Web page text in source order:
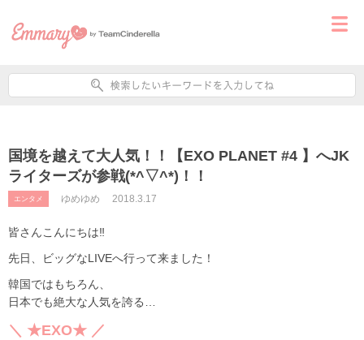
国境を越えて大人気！！【EXO PLANET #4 】へJK
ライターズが参戦(*^▽^*)！！
エンタメ ゆめゆめ 2018.3.17
皆さんこんにちは‼
先日、ビッグなLIVEへ行って来ました！
韓国ではもちろん、
日本でも絶大な人気を誇る…
＼ ★EXO★ ／